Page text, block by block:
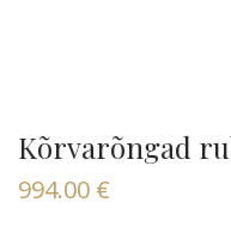
Kõrvarõngad
994.00 €